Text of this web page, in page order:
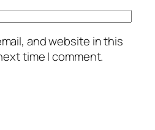
and website in this
time I comment.